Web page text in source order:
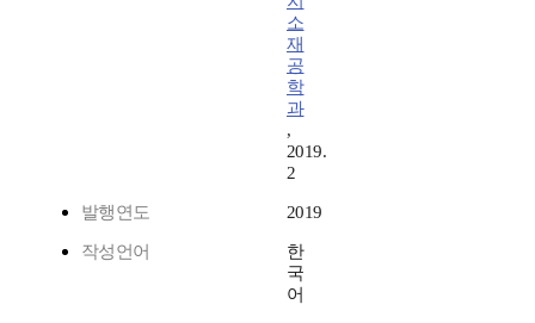
소
재
공
학
과
,
2019.
2
발행연도 2019
작성언어
한
국
어